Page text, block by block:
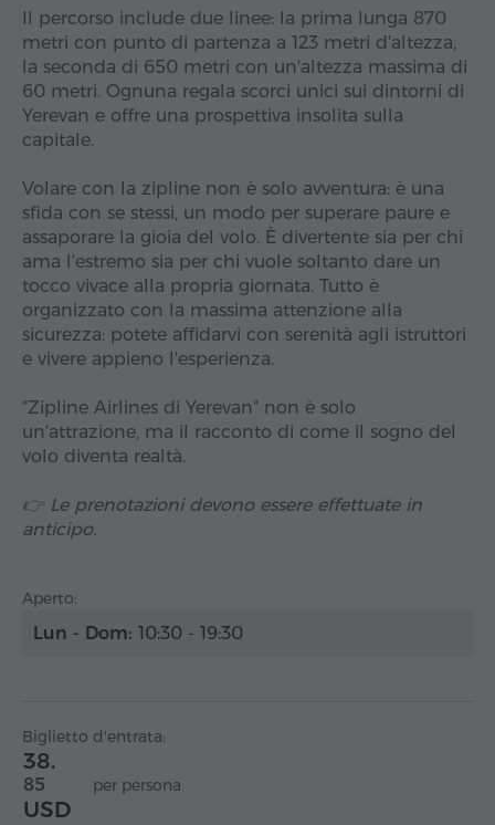
Il percorso include due linee: la prima lunga 870
metri con punto di partenza a 123 metri d'altezza,
la seconda di 650 metri con un'altezza massima di
60 metri. Ognuna regala scorci unici sui dintorni di
Yerevan e offre una prospettiva insolita sulla
capitale.
Volare con la zipline non è solo avventura: è una
sfida con se stessi, un modo per superare paure e
assaporare la gioia del volo. È divertente sia per chi
ama l'estremo sia per chi vuole soltanto dare un
tocco vivace alla propria giornata. Tutto è
organizzato con la massima attenzione alla
sicurezza: potete affidarvi con serenità agli istruttori
e vivere appieno l'esperienza.
"Zipline Airlines di Yerevan" non è solo
un'attrazione, ma il racconto di come il sogno del
volo diventa realtà.
👉 Le prenotazioni devono essere effettuate in
anticipo.
Aperto:
Lun - Dom: 10:30 - 19:30
Biglietto d'entrata:
38.
85
USD
per persona